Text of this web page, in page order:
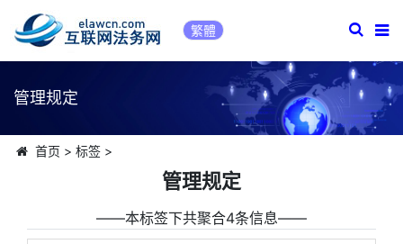
繁體
管理规定
首页 > 标签>
管理规定
――本标签下共聚合4条信息――